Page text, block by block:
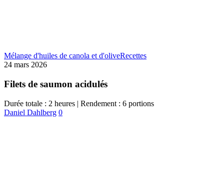
Mélange d'huiles de canola et d'oliveRecettes
24 mars 2026
Filets de saumon acidulés
Durée totale : 2 heures | Rendement : 6 portions
Daniel Dahlberg 0